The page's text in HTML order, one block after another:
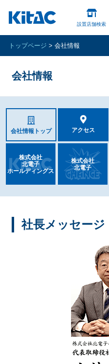
設置店舗検索
ホール関係者様専用
ボルフォースシリー
ホールコンオプショ
GOGO! Wi-Fiシリ
キタッククラウド
パチスロ製品一覧
アプリ・ゲーム
Kitac iD
スペシャルコンテン
トップページ 会社情報
会社情報
会社情報トップ アクセス
株式会社
北電子
ホールディングス
株式会社
北電子
社長メッセージ